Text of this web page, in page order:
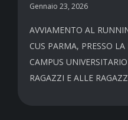
Gennaio 23, 2026
AVVIAMENTO AL
CUS PARMA, PRESSO
CAMPUS
RAGAZZI E ALLE